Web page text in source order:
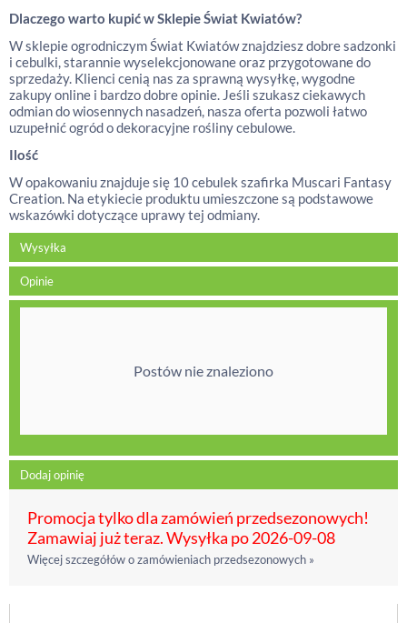
Dlaczego warto kupić w Sklepie Świat Kwiatów?
W sklepie ogrodniczym Świat Kwiatów znajdziesz dobre sadzonki
i cebulki, starannie wyselekcjonowane oraz przygotowane do
sprzedaży. Klienci cenią nas za sprawną wysyłkę, wygodne
zakupy online i bardzo dobre opinie. Jeśli szukasz ciekawych
odmian do wiosennych nasadzeń, nasza oferta pozwoli łatwo
uzupełnić ogród o dekoracyjne rośliny cebulowe.
Ilość
W opakowaniu znajduje się 10 cebulek szafirka Muscari Fantasy
Creation. Na etykiecie produktu umieszczone są podstawowe
wskazówki dotyczące uprawy tej odmiany.
Wysyłka
Opinie
Postów nie znaleziono
Dodaj opinię
Promocja tylko dla zamówień przedsezonowych!
Zamawiaj już teraz. Wysyłka po 2026-09-08
Więcej szczegółów o zamówieniach przedsezonowych »